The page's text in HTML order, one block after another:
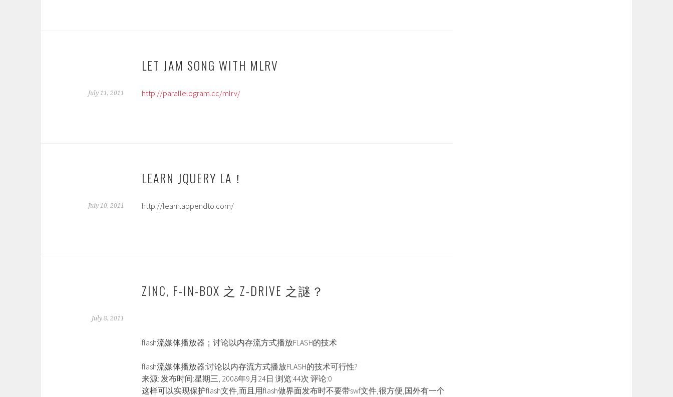
LET JAM SONG WITH MLRV
July 11, 2011 http://parallelogram.cc/mlrv/
LEARN JQUERY LA！
July 10, 2011 http://learn.appendto.com/
ZINC, F-IN-BOX 之 Z-DRIVE 之謎？
July 8, 2011
flash流媒体播放器；讨论以内存流方式播放FLASH的技术
flash流媒体播放器:讨论以内存流方式播放FLASH的技术可行性?
来源: 发布时间:星期三, 2008年9月24日 浏览:44次 评论:0
这样可以实现保护flash文件,而且用flash做界面发布时不要带swf文件,很方便,国外有一个